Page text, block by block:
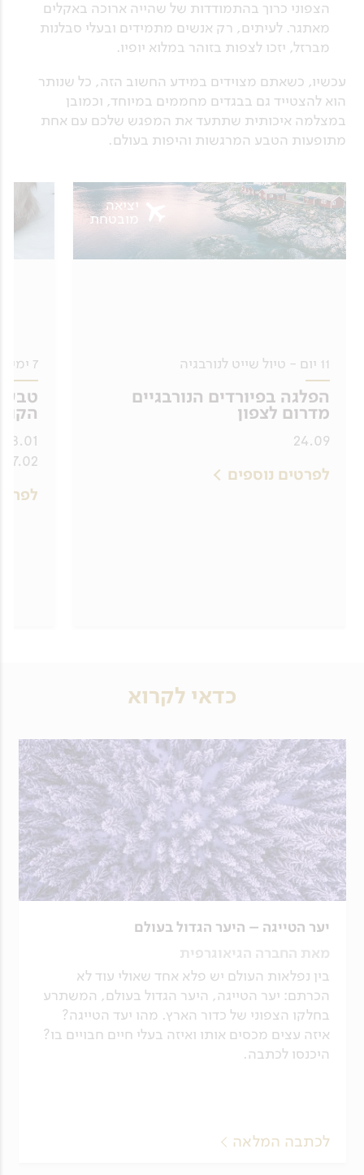
הצפוני כרוך בהתמודדות של שהייה ארוכה באקלים
מאתגר. לעיתים, רק אנשים מתמידים ובעלי סבלנות
מברזל, יזכו לצפות בזוהר במלוא יופיו.
עכשיו, כשאתם מצוידים במידע החשוב הזה, כל שנותר
הוא להצטייד גם בבגדים מחממים במיוחד, וכמובן
במצלמה איכותית שתתעד את המפגש שלכם עם אחת
מתופעות הטבע המרגשות והיפות בעולם.
11 יום - טיול שייט לנורבגיה
הפלגה בפיורדים הנורבגיים
מדרום לצפון
24.09
לפרטים נוספים
יציאה
מובטחת
7 ימים - טיול ללפלנד בטיסות ישירות
טבע
27.02, 05.03, 11.03, 17.03
כדאי לקרוא
יער הטייגה – היער הגדול בעולם
מאת החברה הגיאוגרפית
בין נפלאות העולם יש פלא אחד שאולי עוד לא
הכרתם: יער הטייגה, היער הגדול בעולם, המשתרע
בחלקו הצפוני של כדור הארץ. מהו יעד הטייגה?
איזה עצים מכסים אותו ואיזה בעלי חיים חבויים בו?
היכנסו לכתבה.
לכתבה המלאה